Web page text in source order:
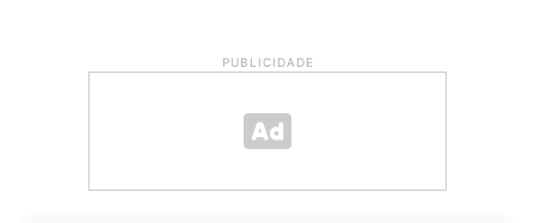
PUBLICIDADE